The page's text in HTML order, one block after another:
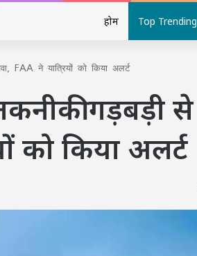
होम Top Trending
FAA ने यात्रियों को किया अलर्ट
गड़बड़ी से
को किया अलर्ट